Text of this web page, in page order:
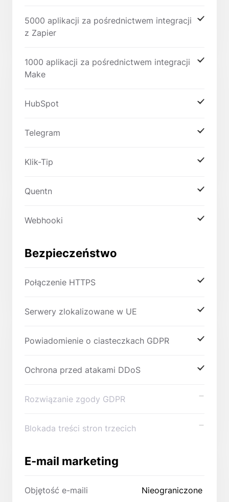
5000 aplikacji za pośrednictwem integracji
z Zapier
1000 aplikacji za pośrednictwem integracji
Make
HubSpot
Telegram
Klik-Tip
Quentn
Webhooki
Bezpieczeństwo
Połączenie HTTPS
Serwery zlokalizowane w UE
Powiadomienie o ciasteczkach GDPR
Ochrona przed atakami DDoS
Rozwiązanie zgody GDPR
Blokada treści stron trzecich
E-mail marketing
Objętość e-maili Nieograniczone